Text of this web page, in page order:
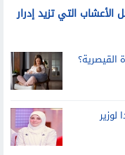
التي تزيد إدرار
القيصرية؟
لوزير